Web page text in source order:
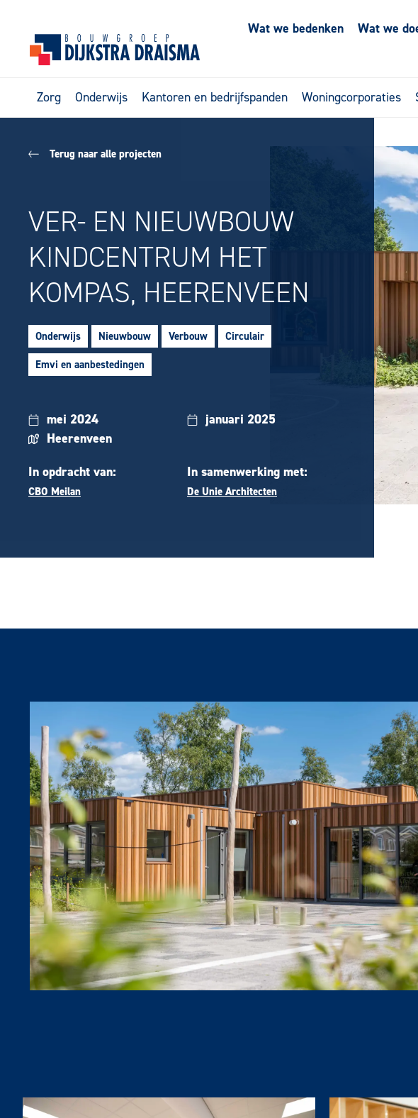
Wat we bedenken Wat we
Zorg Onderwijs Kantoren en bedrijfspanden Woningcorporaties
Terug naar alle projecten
VER- EN NIEUWBOUW
KINDCENTRUM HET
KOMPAS, HEERENVEEN
Onderwijs Nieuwbouw Verbouw
Circulair
Emvi en aanbestedingen
mei 2024
januari 2025
Heerenveen
In opdracht van:
CBO Meilan
In samenwerking met:
De Unie Architecten